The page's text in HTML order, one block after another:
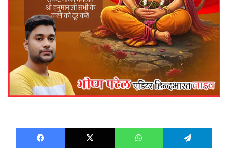
Facebook X WhatsApp